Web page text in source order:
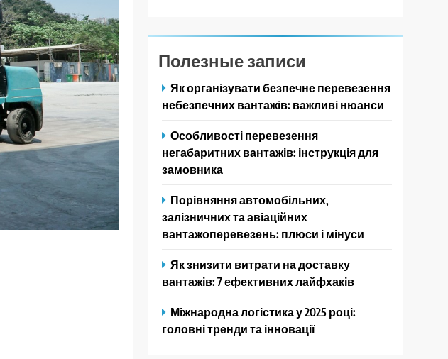
Полезные записи
Як організувати безпечне перевезення
небезпечних вантажів: важливі нюанси
Особливості перевезення
негабаритних вантажів: інструкція для
замовника
Порівняння автомобільних,
залізничних та авіаційних
вантажоперевезень: плюси і мінуси
Як знизити витрати на доставку
вантажів: 7 ефективних лайфхаків
Міжнародна логістика у 2025 році:
головні тренди та інновації